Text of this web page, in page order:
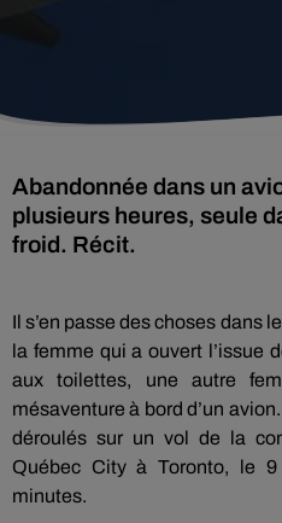
Abandonnée dans un
plusieurs heures, seule
froid. Récit.
Il s’en passe des choses dans
la femme qui a ouvert l’issue
aux toilettes, une autre
mésaventure à bord d’un
déroulés sur un vol de la
Québec City à Toronto, le
minutes.